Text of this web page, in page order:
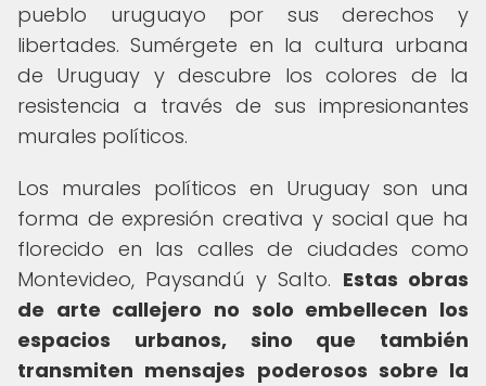
pueblo uruguayo por sus derechos y
libertades. Sumérgete en la cultura urbana
de Uruguay y descubre los colores de la
resistencia a través de sus impresionantes
murales políticos.
Los murales políticos en Uruguay son una
forma de expresión creativa y social que ha
florecido en las calles de ciudades como
Montevideo, Paysandú y Salto. Estas obras
de arte callejero no solo embellecen los
espacios urbanos, sino que también
transmiten mensajes poderosos sobre la